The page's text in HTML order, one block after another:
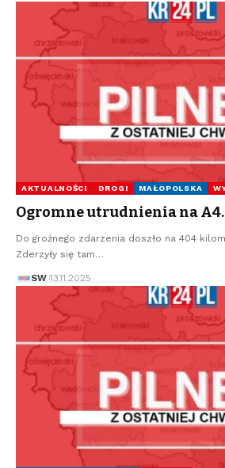
AKTUALNOŚCI DROGI MAŁOPOLSKA
Ogromne utrudnienia na
Do groźnego zdarzenia doszło na 404
Zderzyły się tam…
SW 13.11.2025